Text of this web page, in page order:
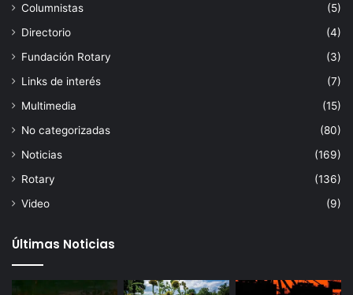
Columnistas
(5)
Directorio
(4)
Fundación Rotary
(3)
Links de interés
(7)
Multimedia
(15)
No categorizadas
(80)
Noticias
(169)
Rotary
(136)
Video
(9)
Últimas Noticias